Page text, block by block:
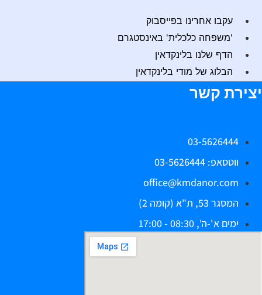
עקבו אחרינו בפייסבוק
'משפחה כלכלית' באינסטגרם
הדף שלנו בלינקדאין
הבלוג של מודי בלינקדאין
יצירת קשר
03-5626444
ווטסאפ: 03-5626444
office@kmdanor.com
המסגר 53, ת"א (קומה 2)
ימים א'-ה', 08:30 - 17:00